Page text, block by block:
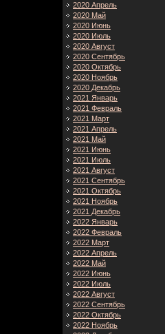
2020 Апрель
2020 Май
2020 Июнь
2020 Июль
2020 Август
2020 Сентябрь
2020 Октябрь
2020 Ноябрь
2020 Декабрь
2021 Январь
2021 Февраль
2021 Март
2021 Апрель
2021 Май
2021 Июнь
2021 Июль
2021 Август
2021 Сентябрь
2021 Октябрь
2021 Ноябрь
2021 Декабрь
2022 Январь
2022 Февраль
2022 Март
2022 Апрель
2022 Май
2022 Июнь
2022 Июль
2022 Август
2022 Сентябрь
2022 Октябрь
2022 Ноябрь